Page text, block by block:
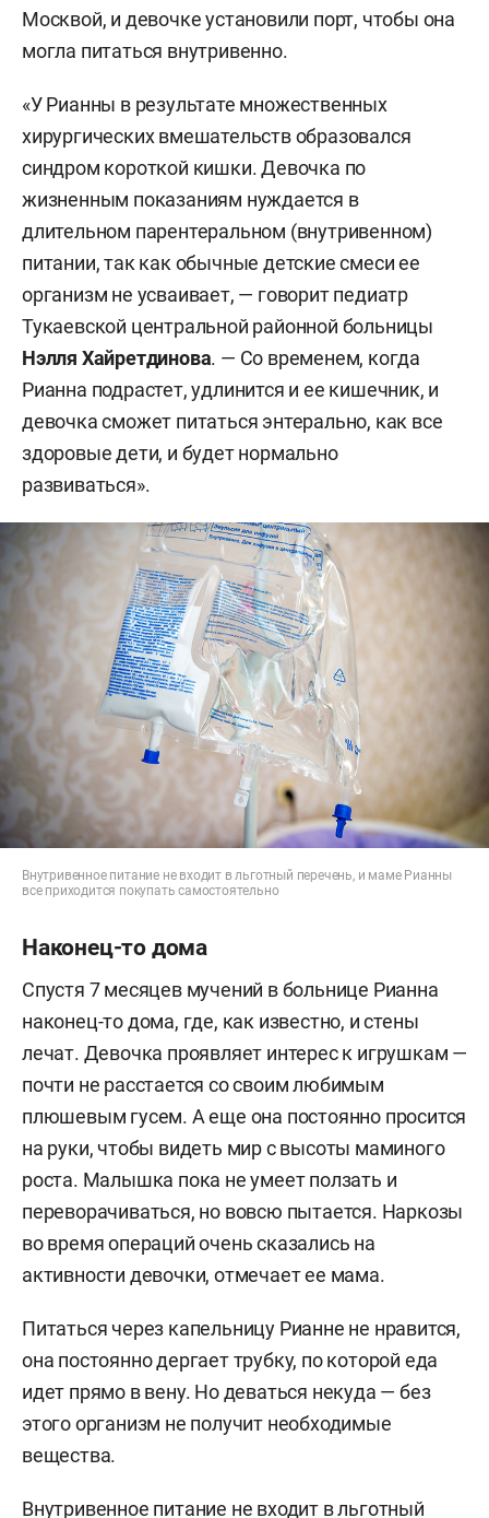
Москвой, и девочке установили порт, чтобы она
могла питаться внутривенно.
«У Рианны в результате множественных
хирургических вмешательств образовался
синдром короткой кишки. Девочка по
жизненным показаниям нуждается в
длительном парентеральном (внутривенном)
питании, так как обычные детские смеси ее
организм не усваивает, — говорит педиатр
Тукаевской центральной районной больницы
Нэлля Хайретдинова. — Со временем, когда
Рианна подрастет, удлинится и ее кишечник, и
девочка сможет питаться энтерально, как все
здоровые дети, и будет нормально
развиваться».
Внутривенное питание не входит в льготный перечень, и маме Рианны
все приходится покупать самостоятельно
Наконец-то дома
Спустя 7 месяцев мучений в больнице Рианна
наконец-то дома, где, как известно, и стены
лечат. Девочка проявляет интерес к игрушкам —
почти не расстается со своим любимым
плюшевым гусем. А еще она постоянно просится
на руки, чтобы видеть мир с высоты маминого
роста. Малышка пока не умеет ползать и
переворачиваться, но вовсю пытается. Наркозы
во время операций очень сказались на
активности девочки, отмечает ее мама.
Питаться через капельницу Рианне не нравится,
она постоянно дергает трубку, по которой еда
идет прямо в вену. Но деваться некуда — без
этого организм не получит необходимые
вещества.
Внутривенное питание не входит в льготный